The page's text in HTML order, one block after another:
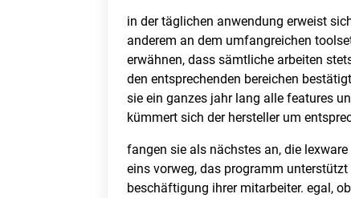
in der täglichen anwendung erweist
anderem an dem umfangreichen
erwähnen, dass sämtliche arbeiten
den entsprechenden bereichen
sie ein ganzes jahr lang alle features
kümmert sich der hersteller um
fangen sie als nächstes an, die
eins vorweg, das programm
beschäftigung ihrer mitarbeiter. egal,